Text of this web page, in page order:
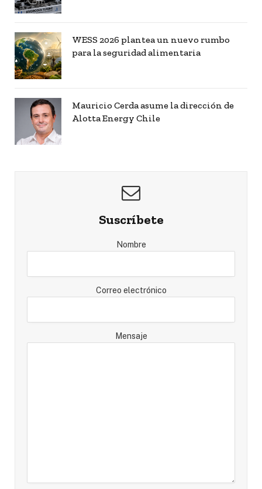
WESS 2026 plantea un nuevo rumbo
para la seguridad alimentaria
Mauricio Cerda asume la dirección de
Alotta Energy Chile
Suscríbete
Nombre
Correo electrónico
Mensaje